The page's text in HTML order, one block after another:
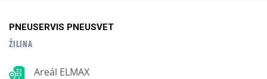
PNEUSERVIS PNEUSVET
ŽILINA
Areál ELMAX